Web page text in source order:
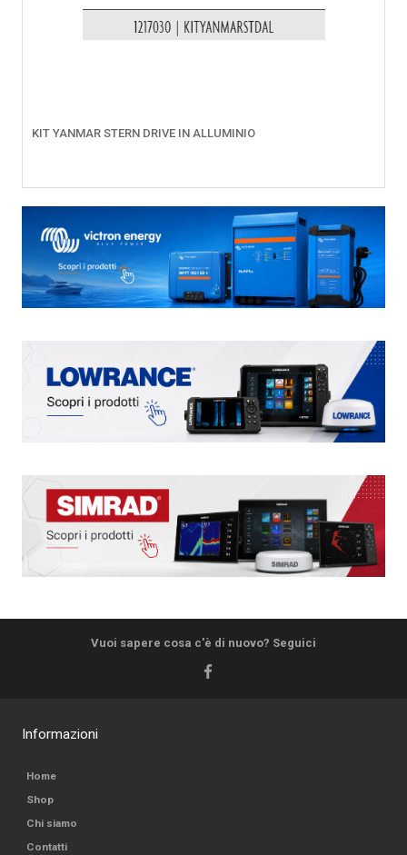
KIT YANMAR STERN DRIVE IN ALLUMINIO
Vuoi sapere cosa c'è di nuovo? Seguici
Informazioni
Home
Shop
Chi siamo
Contatti